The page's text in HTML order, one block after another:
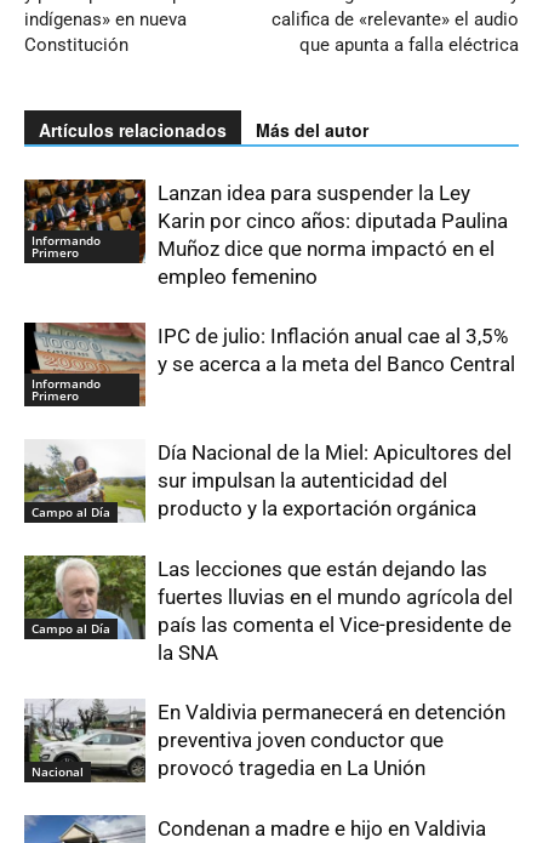
indígenas» en nueva
Constitución
califica de «relevante» el audio
que apunta a falla eléctrica
Artículos relacionados Más del autor
Informando
Primero
Lanzan idea para suspender la Ley
Karin por cinco años: diputada Paulina
Muñoz dice que norma impactó en el
empleo femenino
Informando
Primero
IPC de julio: Inflación anual cae al 3,5%
y se acerca a la meta del Banco Central
Campo al Día
Día Nacional de la Miel: Apicultores del
sur impulsan la autenticidad del
producto y la exportación orgánica
Campo al Día
Las lecciones que están dejando las
fuertes lluvias en el mundo agrícola del
país las comenta el Vice-presidente de
la SNA
Nacional
En Valdivia permanecerá en detención
preventiva joven conductor que
provocó tragedia en La Unión
Condenan a madre e hijo en Valdivia